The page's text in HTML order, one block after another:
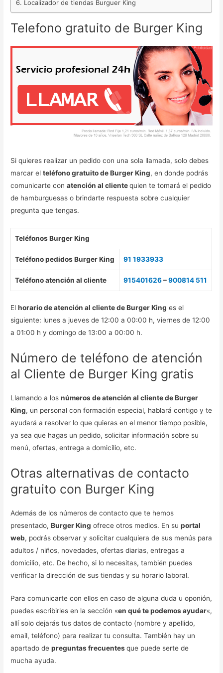
Localizador de tiendas Burguer King
Telefono gratuito de Burger King
Si quieres realizar un pedido con una sola llamada, solo debes
marcar elteléfono gratuito de Burger King, en donde podrás
comunicarte conatención al clientequien te tomará el pedido
de hamburguesas o brindarte respuesta sobre cualquier
pregunta que tengas.
Teléfonos Burger King
Teléfono pedidos Burger King 91 1933933
Teléfono atención al cliente 915401626–900814 511
Elhorario de atención al cliente de Burger King es el
siguiente: lunes a jueves de 12:00 a 00:00 h, viernes de 12:00
a 01:00 h y domingo de 13:00 a 00:00 h.
Número de teléfono de atención
al Cliente de Burger King gratis
Llamando a losnúmeros de atención al cliente de Burger
King, un personal con formación especial, hablará contigo y te
ayudará a resolver lo que quieras en el menor tiempo posible,
ya sea que hagas un pedido, solicitar información sobre su
menú, ofertas, entrega a domicilio, etc.
Otras alternativas de contacto
gratuito con Burger King
Además de los números de contacto que te hemos
presentado,Burger King ofrece otros medios. En suportal
web, podrás observar y solicitar cualquiera de sus menús para
adultos / niños, novedades, ofertas diarias, entregas a
domicilio, etc. De hecho, si lo necesitas, también puedes
verificar la dirección de sus tiendas y su horario laboral.
Para comunicarte con ellos en caso de alguna duda u oponión,
puedes escribirles en la sección «en qué te podemos ayudar«,
allí solo dejarás tus datos de contacto (nombre y apellido,
email, teléfono) para realizar tu consulta. También hay un
apartado depreguntas frecuentesque puede serte de
mucha ayuda.